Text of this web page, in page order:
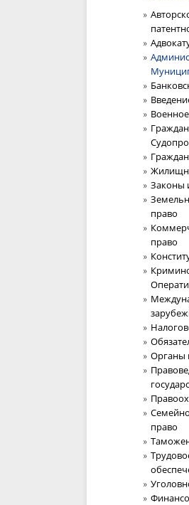
Законы
право
право
Органы
право